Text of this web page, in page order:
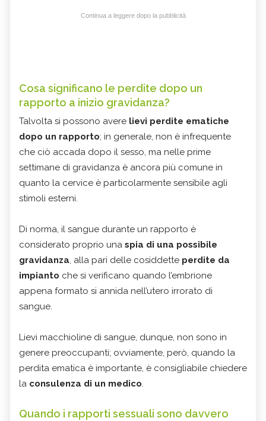
Continua a leggere dopo la pubblicità
Cosa significano le perdite dopo un
rapporto a inizio gravidanza?
Talvolta si possono avere lievi perdite ematiche
dopo un rapporto; in generale, non è infrequente
che ciò accada dopo il sesso, ma nelle prime
settimane di gravidanza è ancora più comune in
quanto la cervice è particolarmente sensibile agli
stimoli esterni.
Di norma, il sangue durante un rapporto è
considerato proprio una spia di una possibile
gravidanza, alla pari delle cosiddette perdite da
impianto che si verificano quando l’embrione
appena formato si annida nell’utero irrorato di
sangue.
Lievi macchioline di sangue, dunque, non sono in
genere preoccupanti; ovviamente, però, quando la
perdita ematica è importante, è consigliabile chiedere
la consulenza di un medico.
Quando i rapporti sessuali sono davvero